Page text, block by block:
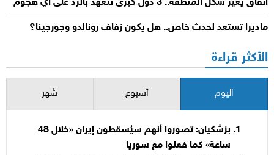
اتفاق يغيّر شكل المنطقة.. 3 دول كبرى تتعهد بالرد على أيّ هجوم
ماديرا تستعد لحدث خاص.. هل يكون زفاف رونالدو وجورجينا؟
الأكثر قراءة
اليوم أسبوع شهر
بزشكيان: تصوروا أنهم سيُسقطون إيران «خلال 48
ساعة» كما فعلوا مع سوريا